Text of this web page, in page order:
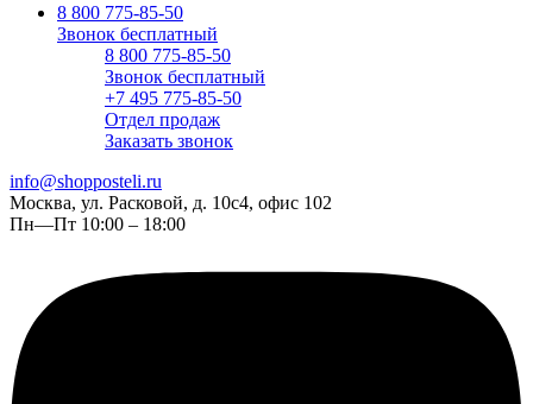
8 800 775-85-50
Звонок бесплатный
8 800 775-85-50
Звонок бесплатный
+7 495 775-85-50
Отдел продаж
Заказать звонок
info@shopposteli.ru
Москва, ул. Расковой, д. 10с4, офис 102
Пн—Пт 10:00 – 18:00